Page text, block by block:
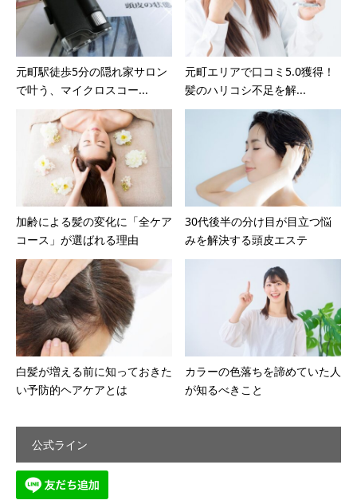
元町駅徒歩5分の隠れ家サロン
で叶う、マイクロスコー...
元町エリアで口コミ5.0獲得！
髪のハリコシ不足を解...
加齢による髪の変化に「全ケア
コース」が選ばれる理由
30代後半の分け目が目立つ悩
みを解決する頭皮エステ
白髪が増える前に知っておきた
い予防的ヘアケアとは
カラーの色落ちを諦めていた人
が知るべきこと
公式ライン